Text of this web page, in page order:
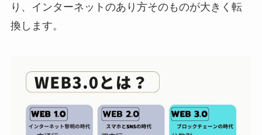
り、インターネットのあり方そのものが大きく転
換します。